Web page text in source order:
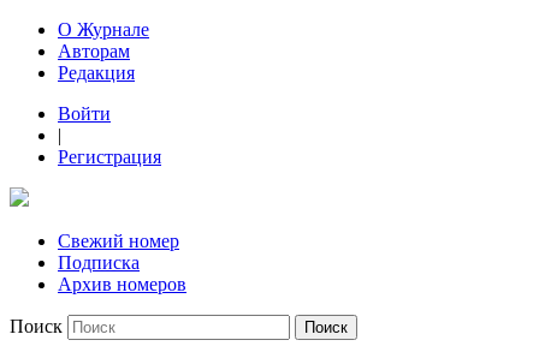
О Журнале
Авторам
Редакция
Войти
|
Регистрация
Свежий номер
Подписка
Архив номеров
Поиск